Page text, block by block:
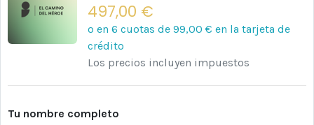
497,00 €
o en 6 cuotas de 99,00 € en la tarjeta de
crédito
Los precios incluyen impuestos
Tu nombre completo